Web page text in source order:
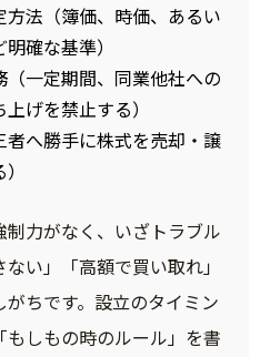
法（簿価、時価、あるい
確な基準）
一定期間、同業他社への
げを禁止する）
へ勝手に株式を売却・譲
力がなく、いざトラブル
い」「高額で買い取れ」
ちです。設立のタイミン
しもの時のルール」を書